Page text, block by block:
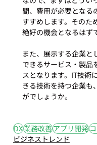
間、費用が必要となる
すすめします。そのた
絶好の機会となるはず
また、展示する企業と
できるサービス・製品
スとなります。IT技術
きる技術を持つ企業も
がでしょうか。
DX業務改善アプリ開発
ビジネストレンド